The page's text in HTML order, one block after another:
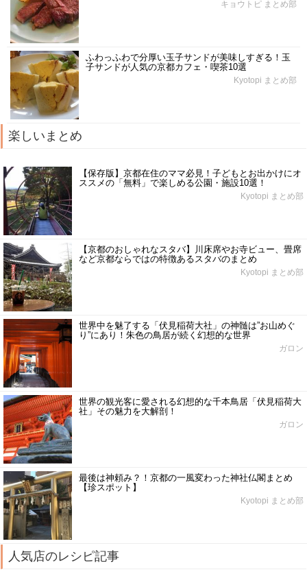
キョウトピ まとめ部
ふわっふわで分厚い玉子サンドが美味しすぎる！玉
子サンドが人気の京都カフェ・喫茶10選
Kyotopi まとめ部
楽しいまとめ
【保存版】京都在住のママ必見！子どもとお出かけにオ
ススメの「無料」で楽しめる公園・施設10選！
Kyotopi まとめ部
【京都のおしゃれなスタバ】川床席やお寺ビュー、畳席
など京都ならではの特徴あるスタバのまとめ
Kyotopi まとめ部
世界中を魅了する「伏見稲荷大社」の神髄は”お山めぐ
り”にあり！朱色の鳥居が続く幻想的な世界
ガロン
世界の観光客に愛される幻想的な千本鳥居「伏見稲荷大
社」その魅力を大解剖！
ガロン
最後は神頼み？！京都の一風変わった神社仏閣まとめ
【珍スポット】
Kyotopi まとめ部
人気店のレシピ記事